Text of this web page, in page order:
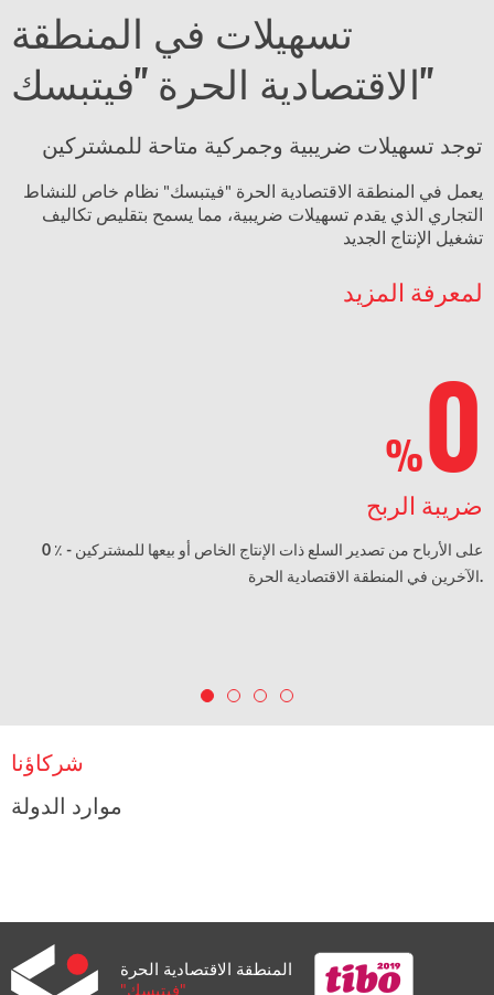
تسهيلات في المنطقة
الاقتصادية الحرة "فيتبسك"
توجد تسهيلات ضريبية وجمركية متاحة للمشتركين
يعمل في المنطقة الاقتصادية الحرة "فيتبسك" نظام خاص للنشاط
التجاري الذي يقدم تسهيلات ضريبية، مما يسمح بتقليص تكاليف
تشغيل الإنتاج الجديد
لمعرفة المزيد
%0
ضريبة الربح
0 ٪ - على الأرباح من تصدير السلع ذات الإنتاج الخاص أو بيعها للمشتركين
الآخرين في المنطقة الاقتصادية الحرة.
شركاؤنا
موارد الدولة
المنطقة الاقتصادية الحرة
"فيتبسك"